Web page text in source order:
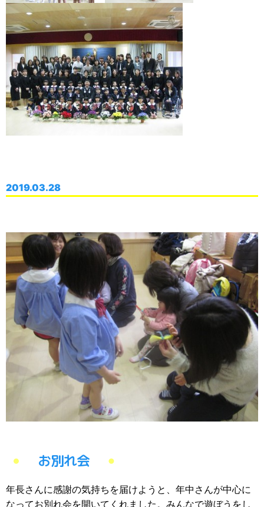
2019.03.28
お別れ会
年長さんに感謝の気持ちを届けようと、年中さんが中心に
なってお別れ会を開いてくれました。みんなで遊ぼうをし